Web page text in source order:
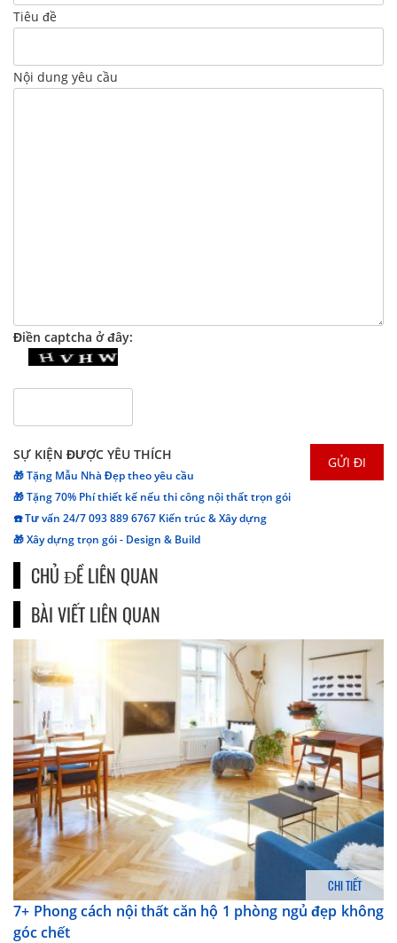
Tiêu đề
Nội dung yêu cầu
Điền captcha ở đây:
SỰ KIỆN ĐƯỢC YÊU THÍCH
🎁 Tặng Mẫu Nhà Đẹp theo yêu cầu
🎁 Tặng 70% Phí thiết kế nếu thi công nội thất trọn gói
☎️ Tư vấn 24/7 093 889 6767 Kiến trúc & Xây dựng
🎁 Xây dựng trọn gói - Design & Build
CHỦ ĐỀ LIÊN QUAN
BÀI VIẾT LIÊN QUAN
CHI TIẾT
7+ Phong cách nội thất căn hộ 1 phòng ngủ đẹp không
góc chết